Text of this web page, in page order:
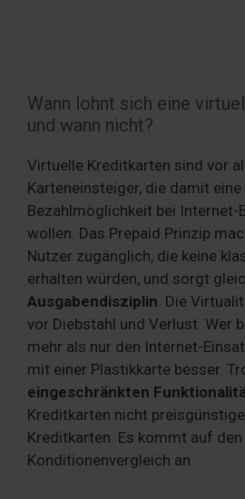
Wann lohnt sich eine
und wann nicht?
Virtuelle Kreditkarten sind vor
Karteneinsteiger, die damit
Bezahlmöglichkeit bei Internet-
wollen. Das Prepaid Prinzip
Nutzer zugänglich, die keine
erhalten würden, und sorgt
Ausgabendisziplin. Die
vor Diebstahl und Verlust. Wer
mehr als nur den Internet-
mit einer Plastikkarte besser.
eingeschränkten
Kreditkarten nicht
Kreditkarten. Es kommt auf
Konditionenvergleich an.